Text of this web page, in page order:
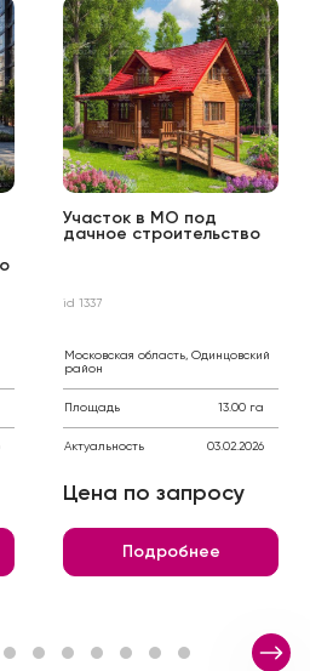
Участок в МО под
дачное строительство
id 1337
Московская область, Одинцовский
район
Площадь 13.00 га
Актуальность 03.02.2026
Цена по запросу
Подробнее